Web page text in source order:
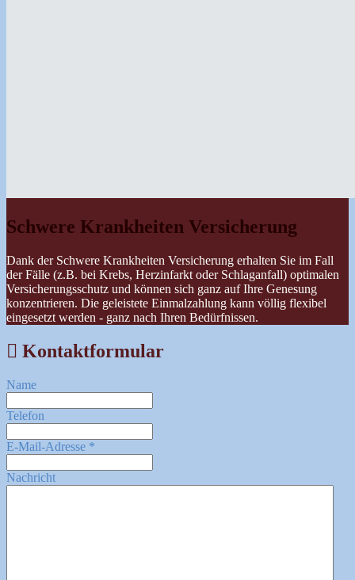
Schwere Krankheiten Versicherung
Dank der Schwere Krankheiten Versicherung erhalten Sie im Fall
der Fälle (z.B. bei Krebs, Herzinfarkt oder Schlaganfall) optimalen
Versicherungsschutz und können sich ganz auf Ihre Genesung
konzentrieren. Die geleistete Einmalzahlung kann völlig flexibel
eingesetzt werden - ganz nach Ihren Bedürfnissen.
Kontaktformular
Name
Telefon
E-Mail-Adresse *
Nachricht